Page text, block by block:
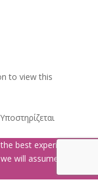
to view this
best experience on
will assume that you